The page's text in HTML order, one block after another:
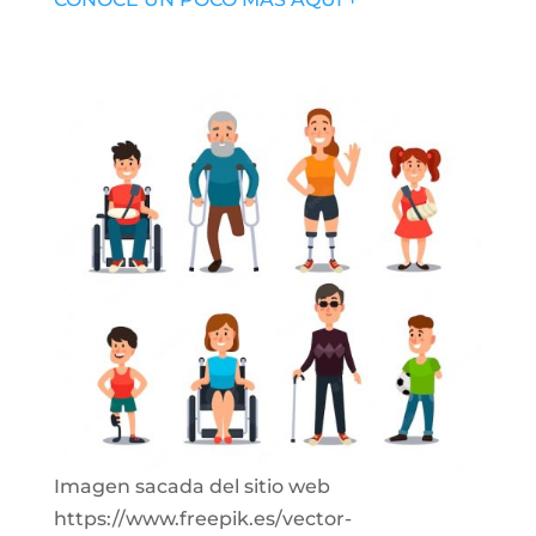
Imagen sacada del sitio web
https://www.freepik.es/vector-